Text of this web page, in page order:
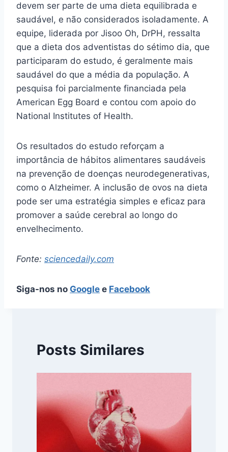
devem ser parte de uma dieta equilibrada e
saudável, e não considerados isoladamente. A
equipe, liderada por Jisoo Oh, DrPH, ressalta
que a dieta dos adventistas do sétimo dia, que
participaram do estudo, é geralmente mais
saudável do que a média da população. A
pesquisa foi parcialmente financiada pela
American Egg Board e contou com apoio do
National Institutes of Health.
Os resultados do estudo reforçam a
importância de hábitos alimentares saudáveis
na prevenção de doenças neurodegenerativas,
como o Alzheimer. A inclusão de ovos na dieta
pode ser uma estratégia simples e eficaz para
promover a saúde cerebral ao longo do
envelhecimento.
Fonte: sciencedaily.com
Siga-nos no Google e Facebook
Posts Similares